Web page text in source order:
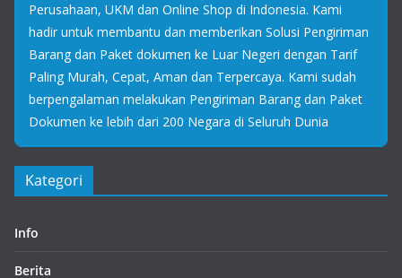
Perusahaan, UKM dan Online Shop di Indonesia. Kami
hadir untuk membantu dan memberikan Solusi Pengiriman
Barang dan Paket dokumen ke Luar Negeri dengan Tarif
Paling Murah, Cepat, Aman dan Terpercaya. Kami sudah
berpengalaman melakukan Pengiriman Barang dan Paket
Dokumen ke lebih dari 200 Negara di Seluruh Dunia
Kategori
Info
Berita